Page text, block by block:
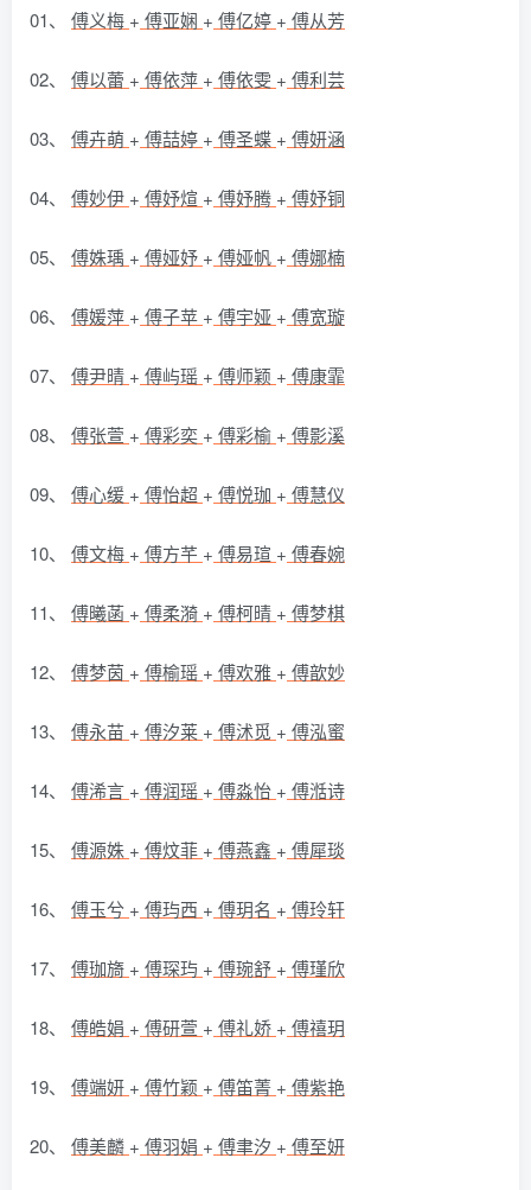
01、 傅义梅 + 傅亚娴 + 傅亿婷 + 傅从芳
02、 傅以蕾 + 傅依萍 + 傅依雯 + 傅利芸
03、 傅卉萌 + 傅喆婷 + 傅圣蝶 + 傅妍涵
04、 傅妙伊 + 傅妤煊 + 傅妤腾 + 傅妤铜
05、 傅姝瑀 + 傅娅妤 + 傅娅帆 + 傅娜楠
06、 傅媛萍 + 傅子苹 + 傅宇娅 + 傅宽璇
07、 傅尹晴 + 傅屿瑶 + 傅师颖 + 傅康霏
08、 傅张萱 + 傅彩奕 + 傅彩榆 + 傅影溪
09、 傅心缓 + 傅怡超 + 傅悦珈 + 傅慧仪
10、 傅文梅 + 傅方芊 + 傅易瑄 + 傅春婉
11、 傅曦菡 + 傅柔漪 + 傅柯晴 + 傅梦棋
12、 傅梦茵 + 傅榆瑶 + 傅欢雅 + 傅歆妙
13、 傅永苗 + 傅汐莱 + 傅沭觅 + 傅泓蜜
14、 傅浠言 + 傅润瑶 + 傅淼怡 + 傅湉诗
15、 傅源姝 + 傅炆菲 + 傅燕鑫 + 傅犀琰
16、 傅玉兮 + 傅玙西 + 傅玥名 + 傅玲轩
17、 傅珈旖 + 傅琛玙 + 傅琬舒 + 傅瑾欣
18、 傅皓娟 + 傅研萱 + 傅礼娇 + 傅禧玥
19、 傅端妍 + 傅竹颖 + 傅笛菁 + 傅紫艳
20、 傅美麟 + 傅羽娟 + 傅聿汐 + 傅至妍